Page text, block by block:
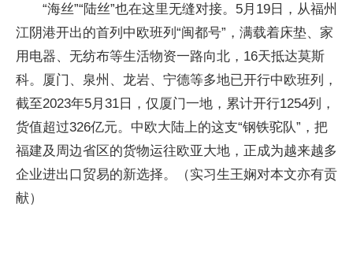
“海丝”“陆丝”也在这里无缝对接。5月19日，从福州
江阴港开出的首列中欧班列“闽都号”，满载着床垫、家
用电器、无纺布等生活物资一路向北，16天抵达莫斯
科。厦门、泉州、龙岩、宁德等多地已开行中欧班列，
截至2023年5月31日，仅厦门一地，累计开行1254列，
货值超过326亿元。中欧大陆上的这支“钢铁驼队”，把
福建及周边省区的货物运往欧亚大地，正成为越来越多
企业进出口贸易的新选择。（实习生王娴对本文亦有贡
献）